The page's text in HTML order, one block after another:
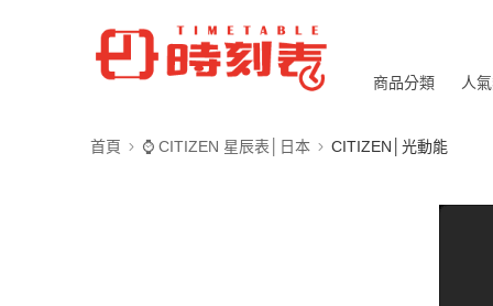
商品分類 人
首頁 ⌚ CITIZEN 星辰表│日本 CITIZEN│光動能